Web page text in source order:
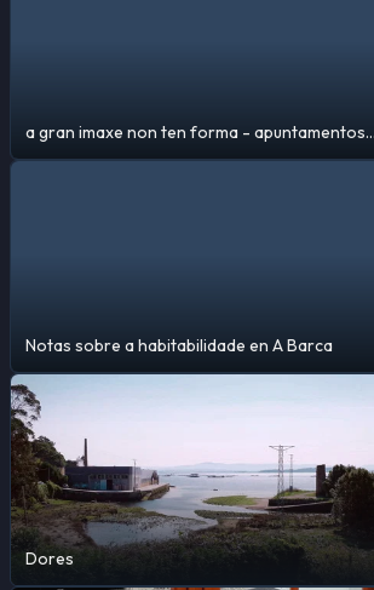
a gran imaxe non ten forma - apuntamentos
sobre a creacion de símbolos identitarios
Notas sobre a habitabilidade en A Barca
Dores